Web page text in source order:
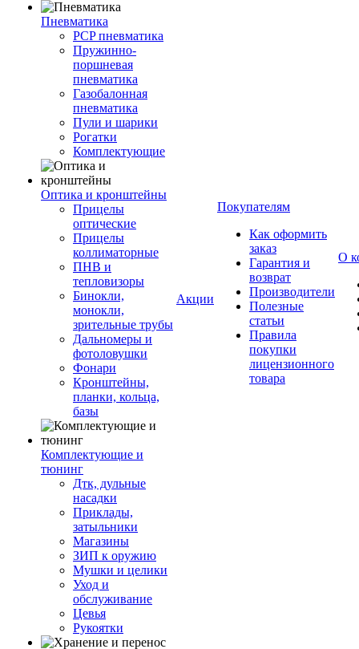
Пневматика
PCP пневматика
Пружинно-
поршневая
пневматика
Газобалонная
пневматика
Пули и шарики
Рогатки
Комплектующие
Оптика и кронштейны
Прицелы
оптические
Прицелы
коллиматорные
ПНВ и
тепловизоры
Бинокли,
монокли,
зрительные трубы
Дальномеры и
фотоловушки
Фонари
Кронштейны,
планки, кольца,
базы
Комплектующие и
тюнинг
Дтк, дульные
насадки
Приклады,
затыльники
Магазины
ЗИП к оружию
Мушки и целики
Уход и
обслуживание
Цевья
Рукоятки
Акции
Покупателям
Как оформить
заказ
Гарантия и
возврат
Производители
Полезные
статьи
Правила
покупки
лицензионного
товара
О